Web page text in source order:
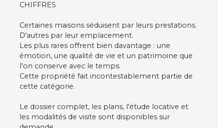
CHIFFRES
Certaines maisons séduisent par leurs prestations.
D'autres par leur emplacement.
Les plus rares offrent bien davantage : une
émotion, une qualité de vie et un patrimoine que
l'on conserve avec le temps.
Cette propriété fait incontestablement partie de
cette catégorie.
Le dossier complet, les plans, l'étude locative et
les modalités de visite sont disponibles sur